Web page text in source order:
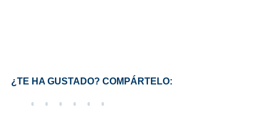
¿TE HA GUSTADO? COMPÁRTELO: